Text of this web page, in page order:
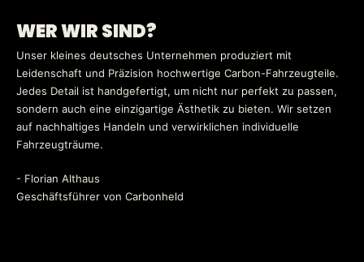
WER WIR SIND?
Unser kleines deutsches Unternehmen produziert mit
Leidenschaft und Präzision hochwertige Carbon-Fahrzeugteile.
Jedes Detail ist handgefertigt, um nicht nur perfekt zu passen,
sondern auch eine einzigartige Ästhetik zu bieten. Wir setzen
auf nachhaltiges Handeln und verwirklichen individuelle
Fahrzeugträume.
- Florian Althaus
Geschäftsführer von Carbonheld